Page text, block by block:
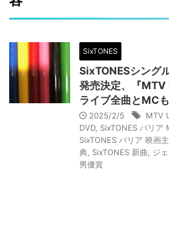
SixTONES
SixTONESシング
発売決定、『
ライブ全曲とMC
2025/2/5
MTV
DVD, SixTONES バリ
SixTONES バリア 映画
典 SixTONES 新曲 ジ
男優賞